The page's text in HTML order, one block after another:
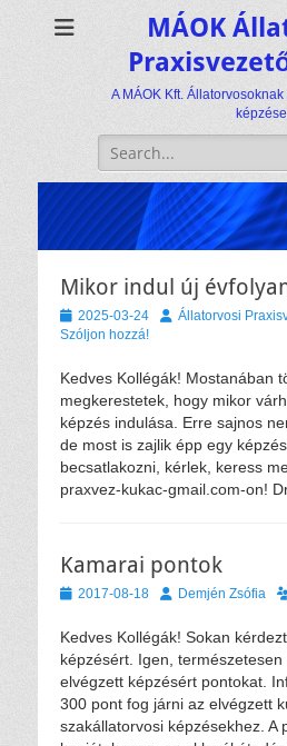
MÁOK
A MÁOK Kft.
képzése
Keresés:
Mikor indul új
Közzétéve
2025-03-24 SzerzőÁllatorvosi
Szóljon hozzá!
Kedves Kollégák! Mostanában
megkerestetek, hogy mikor
képzés indulása. Erre sajnos
de most is zajlik épp egy
becsatlakozni, kérlek, keress
praxvez-kukac-gmail.com-on!
Kamarai pontok
Közzétéve
2017-08-18 SzerzőDemjén Zsófia
Kedves Kollégák! Sokan
képzésért. Igen,
elvégzett képzésért pontokat.
300 pont fog járni az elvégzett
szakállatorvosi képzésekhez. A